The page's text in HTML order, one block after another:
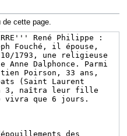
de cette page.